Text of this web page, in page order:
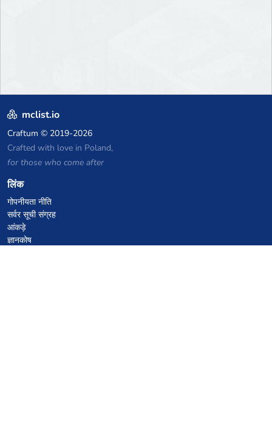
mclist.io
Craftum © 2019-2026
Crafted with love in Poland,
for those who come after
लिंक
गोपनीयता नीति
सर्वर सूची संग्रह
आंकड़े
ज्ञानकोष